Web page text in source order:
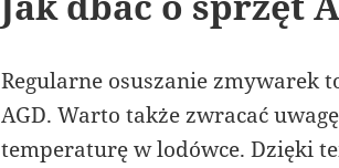
Regularne osuszanie zmywarek
AGD. Warto także zwracać
temperaturę w lodówce. Dzięki